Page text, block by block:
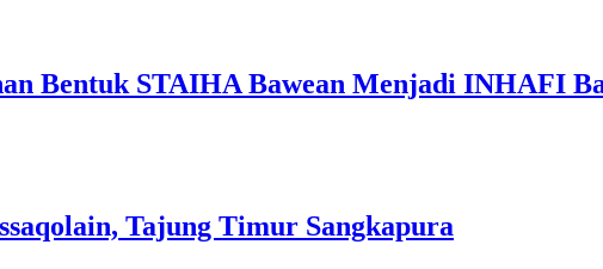
Bentuk STAIHA Bawean Menjadi INHAFI
Tajung Timur Sangkapura